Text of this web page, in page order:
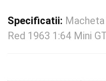
Specificatii:
Red 1963 1:64 Mini